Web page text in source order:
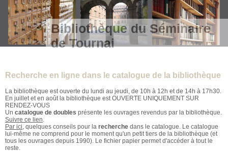
Bibliothèque du Séminaire
de Tournai
Recherche en ligne dans le catalogue de la bibliothèque
La bibliothèque est ouverte du lundi au jeudi, de 10h à 12h et de 14h à 17h30.
En juillet et en août la bibliothèque est OUVERTE UNIQUEMENT SUR
RENDEZ-VOUS
Un catalogue de doubles présente les ouvrages revendus par la bibliothèque.
Suivre ce lien.
Par ici, quelques conseils pour la recherche dans le catalogue. Le catalogue
lui-même ne comprend pour le moment qu'un petit tiers de la bibliothèque (et
tous les ouvrages depuis 1990). Le fichier papier permet d'accéder à tout le
reste.